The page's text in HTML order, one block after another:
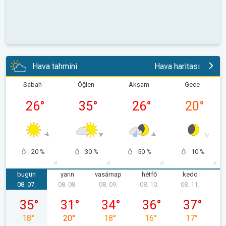
Hava tahmini Hava haritası
Sabah
26°
20 %
Öğlen
35°
30 %
Akşam
26°
50 %
Gece
20°
10 %
bugün
08. 07., péntek
08. 07.
35°
18°
yarın
08. 08.
31 °
20°
vasárnap
08. 09.
34°
18°
hétfő
08. 10.
36°
16°
kedd
08. 11.
37°
17°